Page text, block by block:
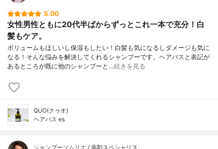
5.00
女性男性ともに20代半ばからずっとこれ一本で充分！白
髪もケア。
ボリュームもほしいし保湿もしたい！白髪も気になるしダメージも気に
なる！そんな悩みを解決してくれるシャンプーです。ヘアバスと表記が
あるところが既に他のシャンプーと…続きを見る
QUO(クゥオ)
ヘアバス es
シャンプーソムリエ / 薬剤スペシャリス…